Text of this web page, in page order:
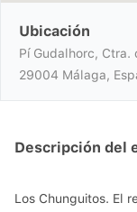
Ubicación
Pí Gudalhorc, Ctra.
29004 Málaga,
Descripción del
Los Chunguitos. El